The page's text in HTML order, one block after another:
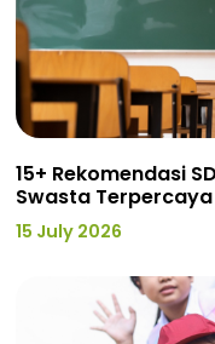
15+ Rekomendasi
Swasta Terpercaya
15 July 2026